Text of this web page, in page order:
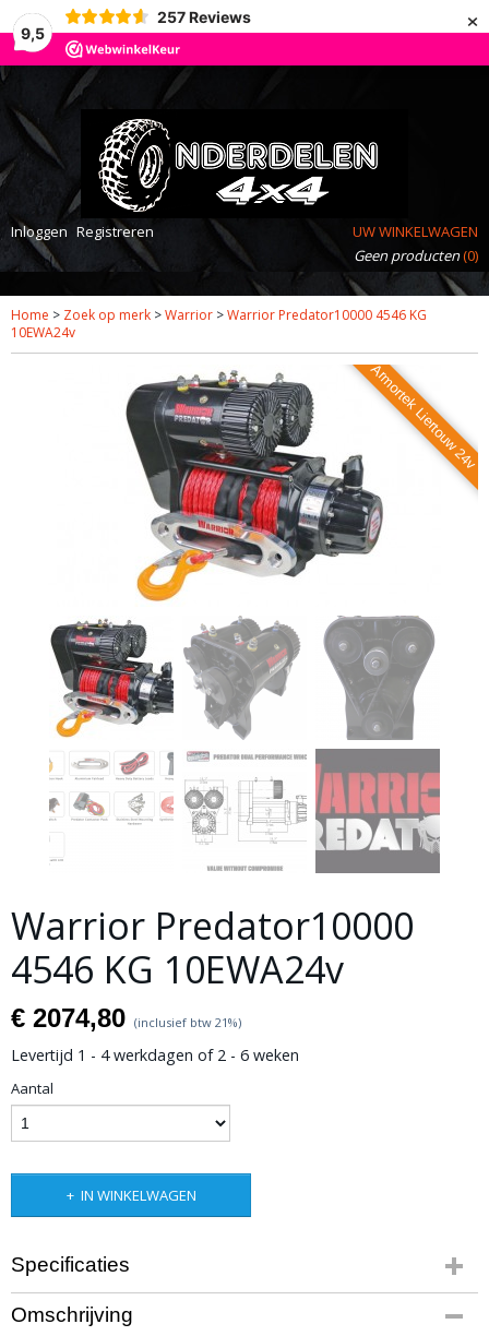
9,5
257 Reviews ×
Inloggen Registreren
UW WINKELWAGEN
Geen producten(0)
Home > Zoek op merk >Warrior >Warrior Predator10000 4546 KG
10EWA24v
Armortek Liertouw 24v
Warrior Predator10000
4546 KG 10EWA24v
€ 2074,80 (inclusief btw 21%)
Levertijd 1 - 4 werkdagen of 2 - 6 weken
Aantal
IN WINKELWAGEN
Specificaties
Productcode
10-756
Omschrijving